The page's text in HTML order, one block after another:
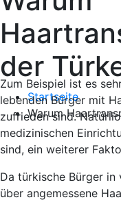
der
Startseite
Warum
Zum Beispiel ist es
lebenden Bürger mit
zufrieden sind.
medizinischen
sind, ein weiterer
Da türkische Bürger in
über angemessene